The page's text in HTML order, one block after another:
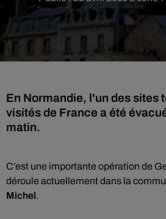
En Normandie, l'un des sites
visités de France a été
matin.
C’est une importante opération de
déroule actuellement dans la
Michel.